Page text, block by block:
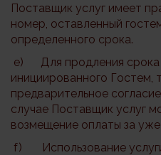
Поставщик услуг имеет
номер, оставленный
определенного срока.
e) Для продления срока
инициированного Гостем,
предварительное
случае Поставщик услуг
возмещение оплаты за
f) Использование